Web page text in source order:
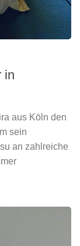
in
aus Köln den
sein
an zahlreiche